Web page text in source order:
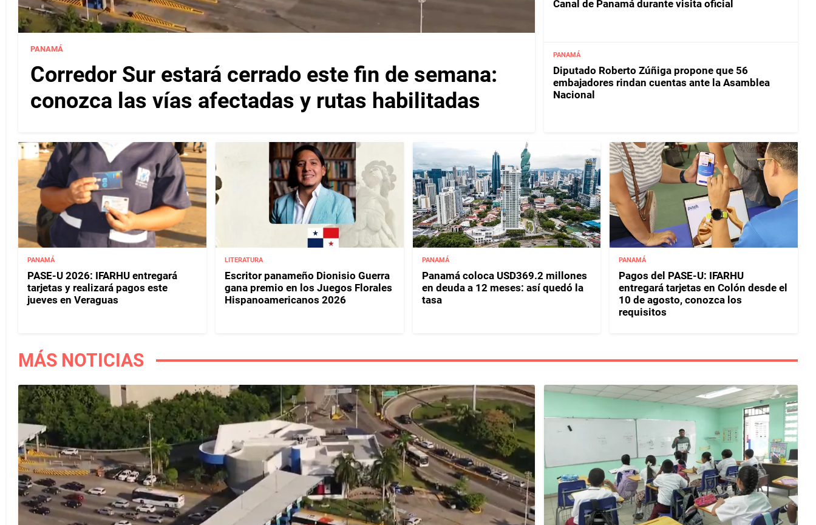
PANAMÁ
Corredor Sur estará cerrado este fin de semana:
conozca las vías afectadas y rutas habilitadas
Canal de Panamá durante visita oficial
PANAMÁ
Diputado Roberto Zúñiga propone que 56
embajadores rindan cuentas ante la Asamblea
Nacional
PANAMÁ
PASE-U 2026: IFARHU entregará
tarjetas y realizará pagos este
jueves en Veraguas
LITERATURA
Escritor panameño Dionisio Guerra
gana premio en los Juegos Florales
Hispanoamericanos 2026
PANAMÁ
Panamá coloca USD369.2 millones
en deuda a 12 meses: así quedó la
tasa
PANAMÁ
Pagos del PASE-U: IFARHU
entregará tarjetas en Colón desde el
10 de agosto, conozca los
requisitos
MÁS NOTICIAS